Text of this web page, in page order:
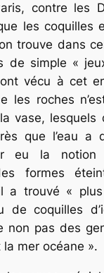
contre les
les coquilles
trouve dans
de simple «
ont vécu à cet
les roches
vase, lesquels
que l’eau a
eu la notion
formes
a trouvé « plus
de coquilles
non pas des
mer océane ».